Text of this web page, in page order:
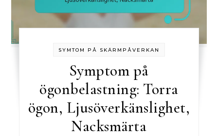
SYMTOM PÅ SKÄRMPÅVERKAN
Symptom på
ögonbelastning: Torra
ögon, Ljusöverkänslighet,
Nacksmärta